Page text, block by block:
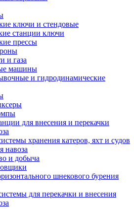
ключи и стендовые
станции ключи
прессы
и газа
машины
и гидродинамические
для внесения и перекачки
хранения катеров, яхт и судов
навоза
и добыча
шнекового бурения
для перекачки и внесения